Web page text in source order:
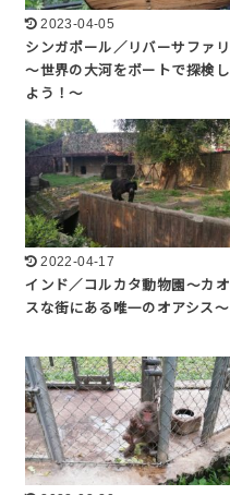
2023-04-05
シンガポール／リバーサファリ
～世界の大河をボートで探検し
よう！～
2022-04-17
インド／コルカタ動物園～カオ
スな街にある唯一のオアシス～